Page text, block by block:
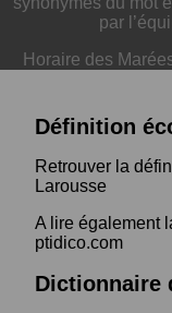
par
Horaire des
Définition
Retrouver la
Larousse
A lire également
ptidico.com
Dictionnaire